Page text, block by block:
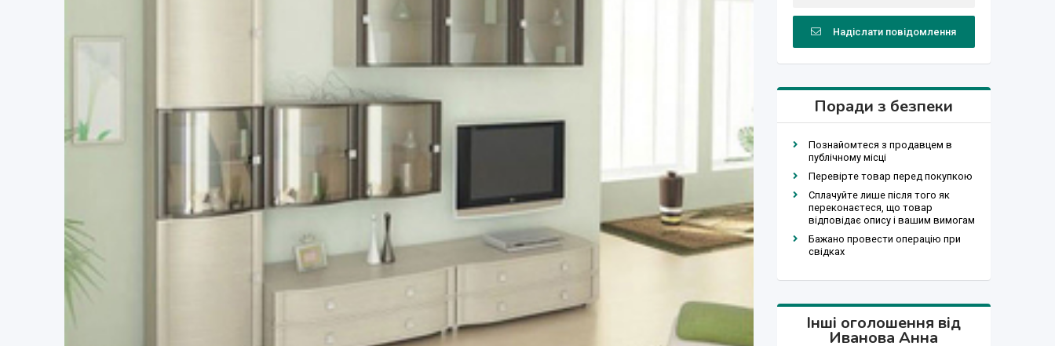
Надіслати повідомлення
Поради з безпеки
Познайомтеся з продавцем в
публічному місці
Перевірте товар перед покупкою
Сплачуйте лише після того як
переконаєтеся, що товар
відповідає опису і вашим вимогам
Бажано провести операцію при
свідках
Інші оголошення від
Иванова Анна